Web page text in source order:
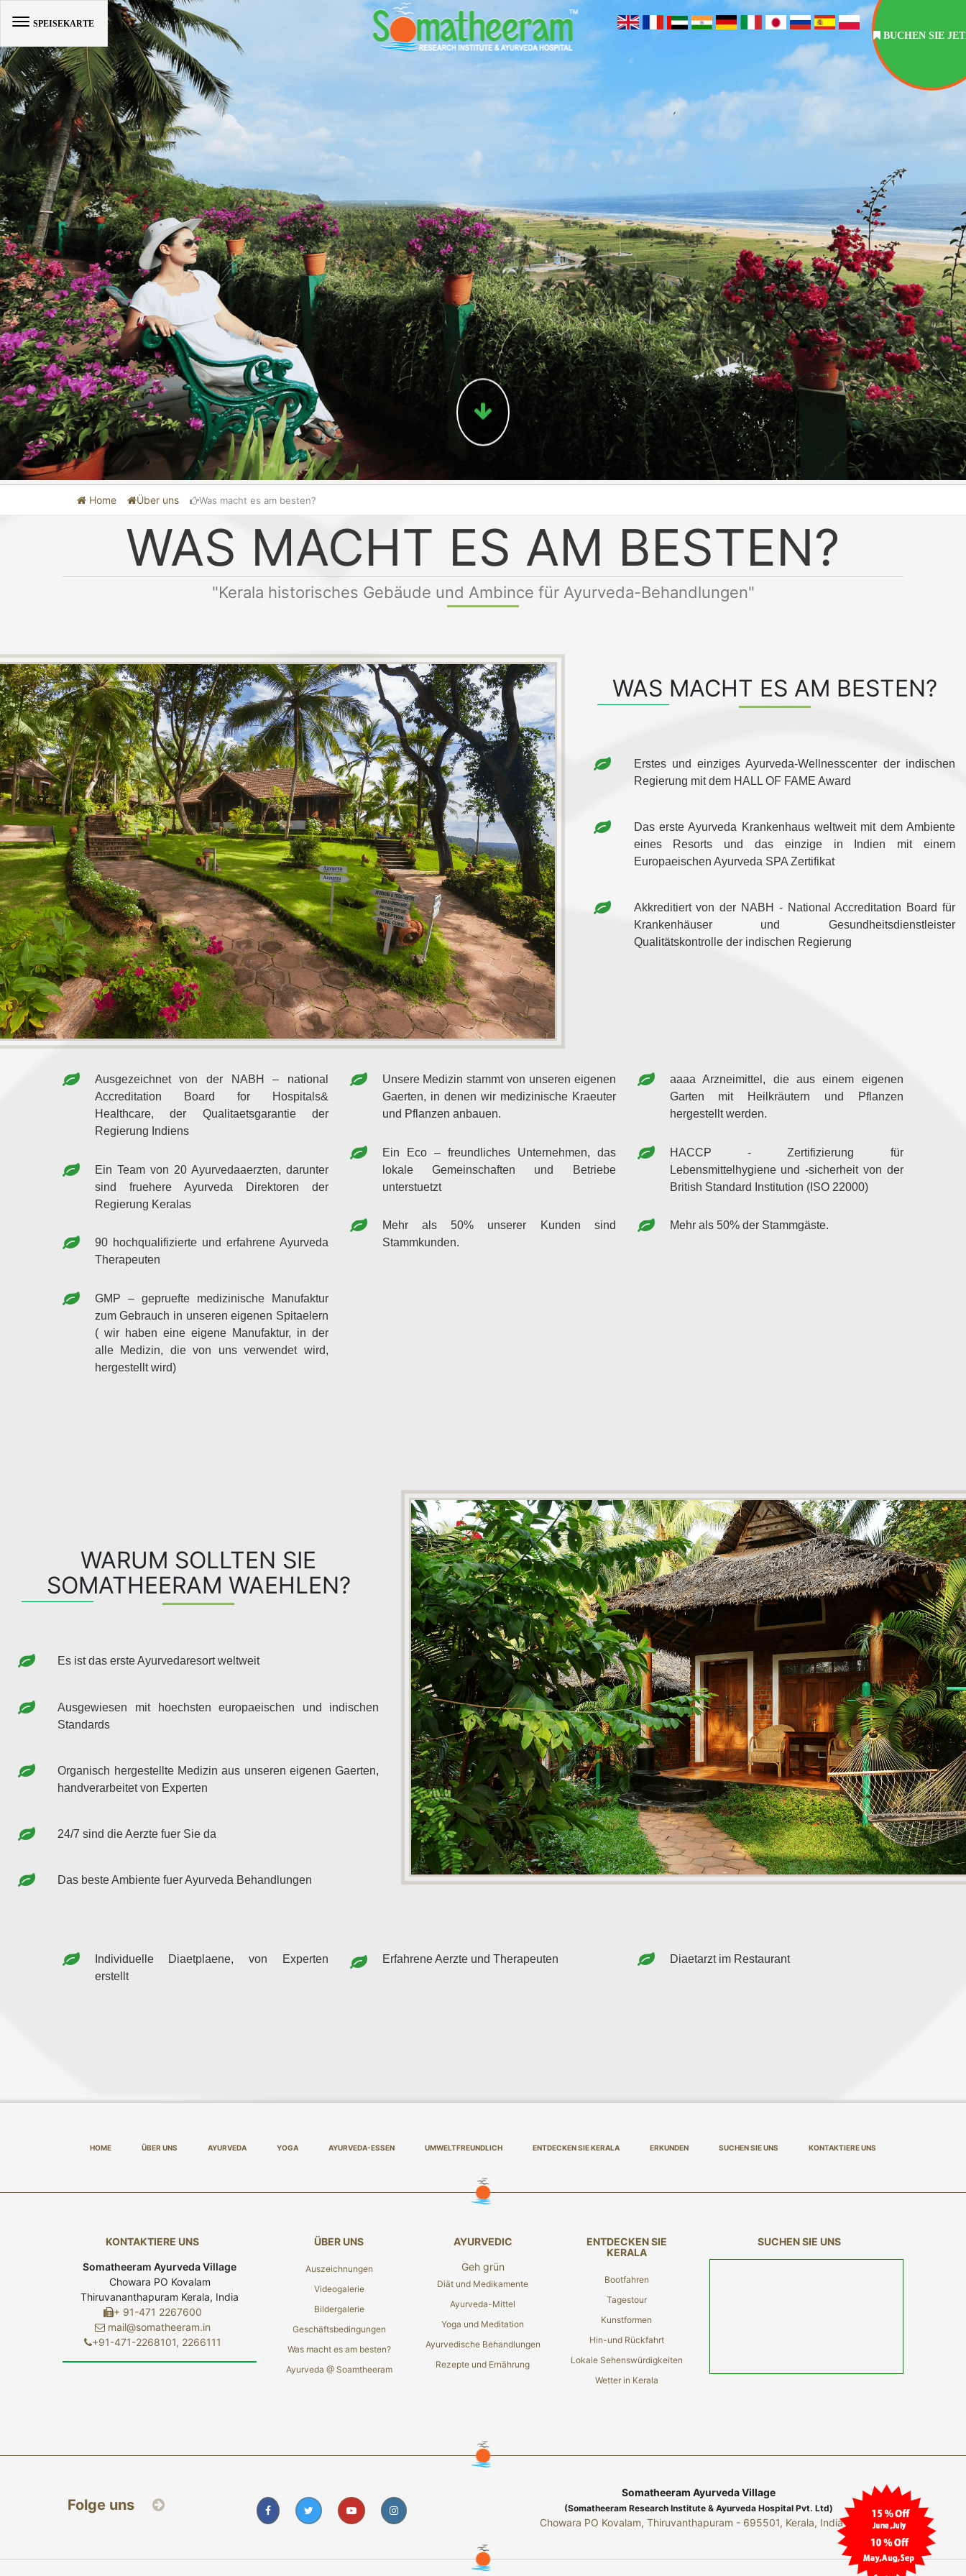
SPEISEKARTE
BUCHEN SIE
Home Über uns Was macht es am besten?
WAS MACHT ES AM BESTEN?
"Kerala historisches Gebäude und Ambince für Ayurveda-Behandlungen"
WAS MACHT ES AM BESTEN?
Erstes und einziges Ayurveda-Wellnesscenter der indischen
Regierung mit dem HALL OF FAME Award
Das erste Ayurveda Krankenhaus weltweit mit dem Ambiente
eines Resorts und das einzige in Indien mit einem
Europaeischen Ayurveda SPA Zertifikat
Akkreditiert von der NABH - National Accreditation Board für
Krankenhäuser und Gesundheitsdienstleister
Qualitätskontrolle der indischen Regierung
Ausgezeichnet von der NABH – national
Accreditation Board for Hospitals&
Healthcare, der Qualitaetsgarantie der
Regierung Indiens
Ein Team von 20 Ayurvedaaerzten, darunter
sind fruehere Ayurveda Direktoren der
Regierung Keralas
90 hochqualifizierte und erfahrene Ayurveda
Therapeuten
GMP – gepruefte medizinische Manufaktur
zum Gebrauch in unseren eigenen Spitaelern
( wir haben eine eigene Manufaktur, in der
alle Medizin, die von uns verwendet wird,
hergestellt wird)
Unsere Medizin stammt von unseren eigenen
Gaerten, in denen wir medizinische Kraeuter
und Pflanzen anbauen.
Ein Eco – freundliches Unternehmen, das
lokale Gemeinschaften und Betriebe
unterstuetzt
Mehr als 50% unserer Kunden sind
Stammkunden.
aaaa Arzneimittel, die aus einem eigenen
Garten mit Heilkräutern und Pflanzen
hergestellt werden.
HACCP - Zertifizierung für
Lebensmittelhygiene und -sicherheit von der
British Standard Institution (ISO 22000)
Mehr als 50% der Stammgäste.
WARUM SOLLTEN SIE
SOMATHEERAM WAEHLEN?
Es ist das erste Ayurvedaresort weltweit
Ausgewiesen mit hoechsten europaeischen und indischen
Standards
Organisch hergestellte Medizin aus unseren eigenen Gaerten,
handverarbeitet von Experten
24/7 sind die Aerzte fuer Sie da
Das beste Ambiente fuer Ayurveda Behandlungen
Individuelle Diaetplaene, von Experten
erstellt
Erfahrene Aerzte und Therapeuten Diaetarzt im Restaurant
HOME ÜBER UNS AYURVEDA YOGA AYURVEDA-ESSEN UMWELTFREUNDLICH ENTDECKEN SIE KERALA ERKUNDEN SUCHEN SIE UNS KONTAKTIERE UNS
KONTAKTIERE UNS
Somatheeram Ayurveda Village
Chowara PO Kovalam
Thiruvananthapuram Kerala, India
+ 91-471 2267600
mail@somatheeram.in
+91-471-2268101, 2266111
ÜBER UNS
Auszeichnungen
Videogalerie
Bildergalerie
Geschäftsbedingungen
Was macht es am besten?
Ayurveda @ Soamtheeram
AYURVEDIC
Geh grün
Diät und Medikamente
Ayurveda-Mittel
Yoga und Meditation
Ayurvedische Behandlungen
Rezepte und Ernährung
ENTDECKEN SIE
KERALA
Bootfahren
Tagestour
Kunstformen
Hin-und Rückfahrt
Lokale Sehenswürdigkeiten
Wetter in Kerala
SUCHEN SIE UNS
Folge uns
Somatheeram Ayurveda Village
(Somatheeram Research Institute & Ayurveda Hospital Pvt. Ltd)
Chowara PO Kovalam, Thiruvanthapuram - 695501, Kerala, India